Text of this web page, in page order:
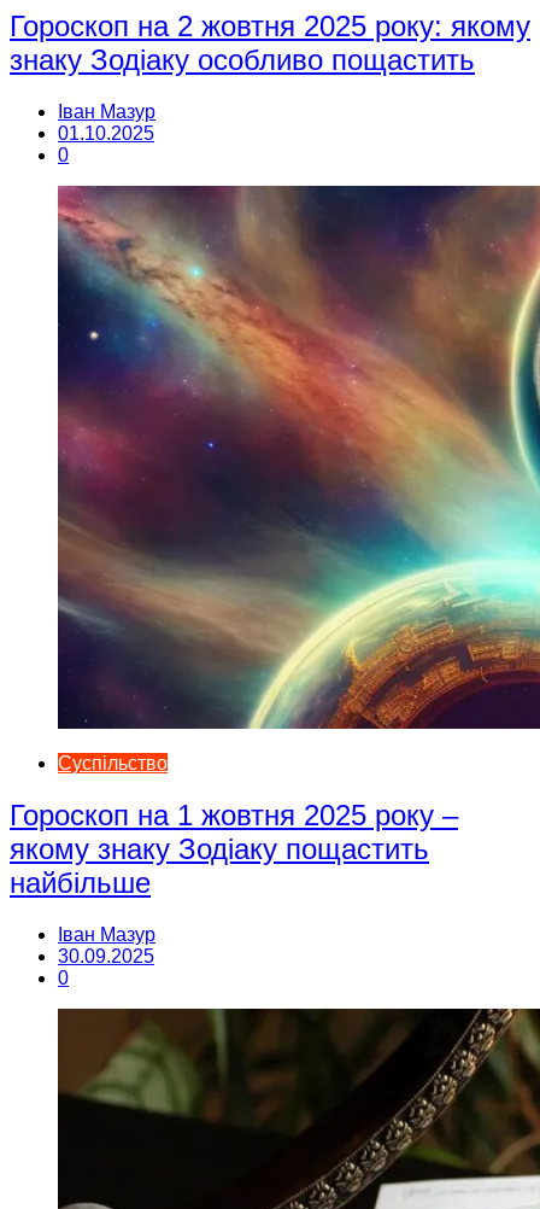
Гороскоп на 2 жовтня 2025 року: якому
знаку Зодіаку особливо пощастить
Іван Мазур
01.10.2025
0
Суспільство
Гороскоп на 1 жовтня 2025 року –
якому знаку Зодіаку пощастить
найбільше
Іван Мазур
30.09.2025
0